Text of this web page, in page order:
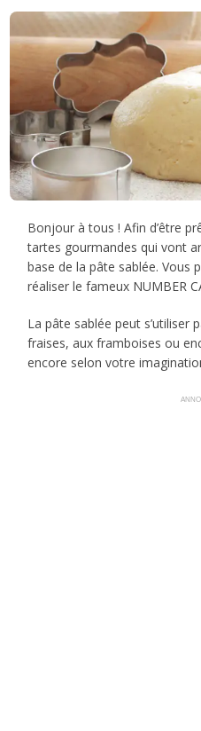
Bonjour à tous ! Afin d’être
tartes gourmandes qui vont
base de la pâte sablée. Vous
réaliser le fameux NUMBER
La pâte sablée peut s’utiliser
fraises, aux framboises ou
encore selon votre